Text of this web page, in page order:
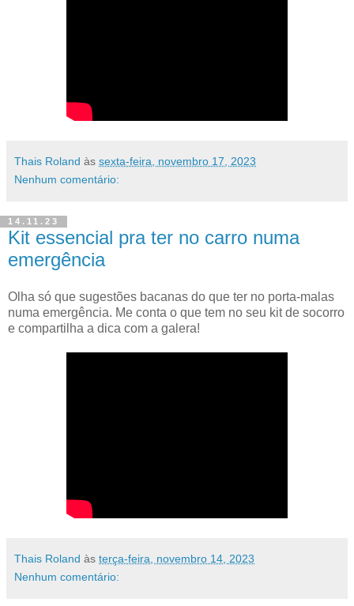
Thais Roland às sexta-feira, novembro 17, 2023
Nenhum comentário:
14.11.23
Kit essencial pra ter no carro numa
emergência
Olha só que sugestões bacanas do que ter no porta-malas
numa emergência. Me conta o que tem no seu kit de socorro
e compartilha a dica com a galera!
Thais Roland às terça-feira, novembro 14, 2023
Nenhum comentário: